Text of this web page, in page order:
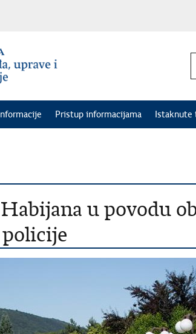
Pristup informacijama Istaknute
u povodu